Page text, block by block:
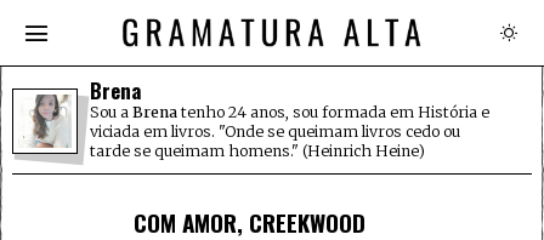
Brena
Sou a Brena tenho 24 anos, sou formada em História e
viciada em livros. "Onde se queimam livros cedo ou
tarde se queimam homens." (Heinrich Heine)
COM AMOR, CREEKWOOD